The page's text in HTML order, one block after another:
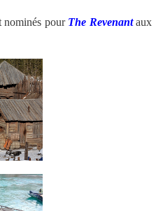
nominés pour The Revenantaux